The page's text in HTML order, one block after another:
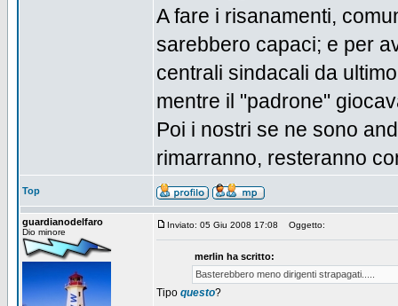
A fare i risanamenti,
sarebbero capaci; e per
centrali sindacali da
mentre il "padrone"
Poi i nostri se ne sono
rimarranno, resteranno
Top
guardianodelfaro
Dio minore
Inviato: 05 Giu 2008 17:08 Oggetto:
merlin ha scritto:
Basterebbero meno dirigenti strapagati.....
Tipo questo?